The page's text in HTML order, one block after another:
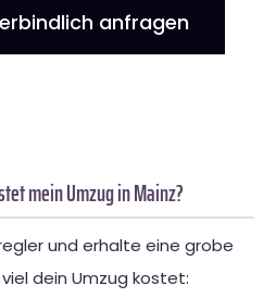
anfragen
mein Umzug in Mainz?
und erhalte eine grobe
dein Umzug kostet: